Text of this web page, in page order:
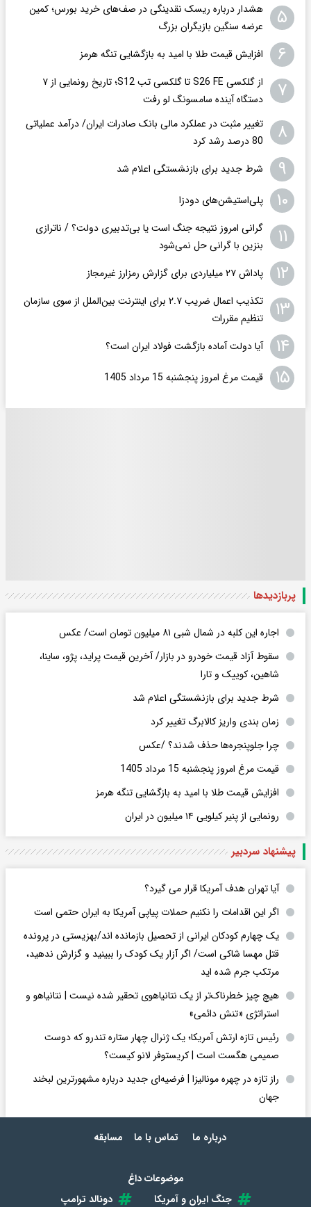
۵
هشدار درباره ریسک نقدینگی در صف‌های خرید بورس؛ کمین
عرضه سنگین بازیگران بزرگ
۶ افزایش قیمت طلا با امید به بازگشایی تنگه هرمز
۷
از گلکسی S26 FE تا گلکسی تب S12؛ تاریخ رونمایی از ۷
دستگاه آینده سامسونگ لو رفت
۸
تغییر مثبت در عملکرد مالی بانک صادرات ایران/ درآمد عملیاتی
80 درصد رشد کرد
۹ شرط جدید برای بازنشستگی اعلام شد
۱۰ پلی‌استیشن‌های دودزا
۱۱
گرانی امروز نتیجه جنگ است یا بی‌تدبیری دولت؟ / ناترازی
بنزین با گرانی حل نمی‌شود
۱۲ پاداش ۲۷ میلیاردی برای گزارش رمزارز غیرمجاز
۱۳
تکذیب اعمال ضریب ۲.۷ برای اینترنت بین‌الملل از سوی سازمان
تنظیم مقررات
۱۴ آیا دولت آماده بازگشت فولاد ایران است؟
۱۵ قیمت مرغ امروز پنجشنبه 15 مرداد 1405
پربازدید‌ها
اجاره این کلبه در شمال شبی ۸۱ میلیون تومان است/ عکس
سقوط آزاد قیمت خودرو در بازار/ آخرین قیمت پراید، پژو، ساینا،
شاهین، کوییک و تارا
شرط جدید برای بازنشستگی اعلام شد
زمان بندی واریز کالابرگ تغییر کرد
چرا جلوپنجره‌ها حذف شدند؟ /عکس
قیمت مرغ امروز پنجشنبه 15 مرداد 1405
افزایش قیمت طلا با امید به بازگشایی تنگه هرمز
رونمایی از پنیر کیلویی ۱۴ میلیون در ایران
پیشنهاد سردبیر
آیا تهران هدف آمریکا قرار می گیرد؟
اگر این اقدامات را نکنیم حملات پیاپی آمریکا به ایران حتمی است
یک چهارم کودکان ایرانی از تحصیل بازمانده اند/بهزیستی در پرونده
قتل مهسا شاکی است/ اگر آزار یک کودک را ببینید و گزارش ندهید،
مرتکب جرم شده اید
هیچ چیز خطرناک‌تر از یک نتانیاهوی تحقیر شده نیست | نتانیاهو و
استراتژی «تنش دائمی»
رئیس تازه ارتش آمریکا؛ یک ژنرال چهار ستاره تندرو که دوست
صمیمی هگست است | کریستوفر لانو کیست؟
راز تازه در چهره مونالیزا | فرضیه‌ای جدید درباره مشهورترین لبخند
جهان
درباره ما تماس با ما مسابقه
موضوعات داغ
جنگ ایران و آمریکا
دونالد ترامپ